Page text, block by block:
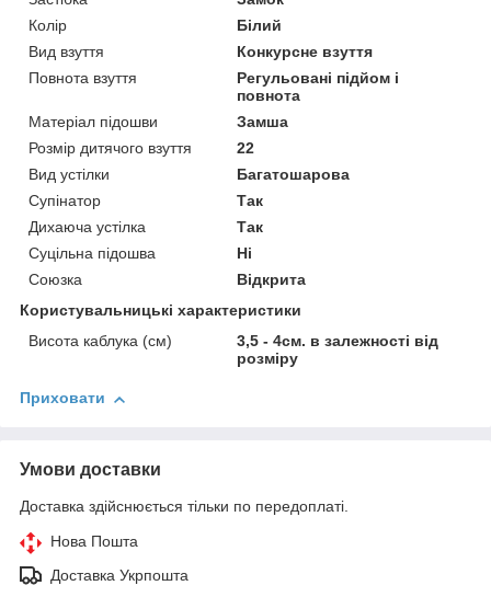
Колір
Білий
Вид взуття
Конкурсне взуття
Повнота взуття
Регульовані підйом і
повнота
Матеріал підошви
Замша
Розмір дитячого взуття
22
Вид устілки
Багатошарова
Супінатор
Так
Дихаюча устілка
Так
Суцільна підошва
Ні
Союзка
Відкрита
Користувальницькі характеристики
Висота каблука (см)
3,5 - 4см. в залежності від
розміру
Приховати
Умови доставки
Доставка здійснюється тільки по передоплаті.
Нова Пошта
Доставка Укрпошта